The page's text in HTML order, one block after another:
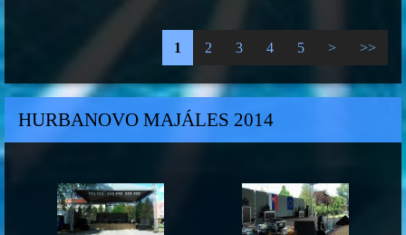
1 2 3 4 5 > >>
HURBANOVO MAJÁLES 2014